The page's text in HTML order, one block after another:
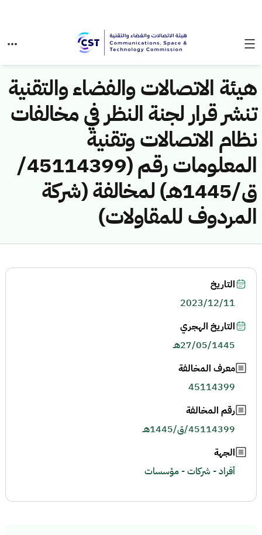
هيئة الاتصالات والفضاء والتقنية
تنشر قرار لجنة النظر في مخالفات
نظام الاتصالات وتقنية
المعلومات رقم (45114399/
ق/1445هـ) لمخالفة (شركة
المردوف للمقاولات)
التاريخ
2023/12/11
التاريخ الهجري
27/05/1445هـ
معرف المخالفة
45114399
رقم المخالفة
45114399/ق/1445هـ
الجهة
أفراد - شركات - مؤسسات